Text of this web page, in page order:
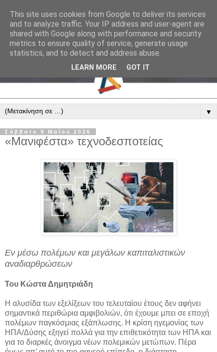
▼
Σάββατο 9 Μαΐου 2026
«Μανιφέστα» τεχνοδεσποτείας
Εν μέσω πολέμων και μεγάλων καπιταλιστικών
αναδιαρθρώσεων
Του Κώστα Δημητριάδη
Η αλυσίδα των εξελίξεων του τελευταίου έτους δεν αφήνει
σημαντικά περιθώρια αμφιβολιών, ότι έχουμε μπει σε εποχή
πολέμων παγκόσμιας εξάπλωσης. Η κρίση ηγεμονίας των
ΗΠΑ/Δύσης εξηγεί πολλά για την επιθετικότητα των ΗΠΑ και
για το διαρκές άνοιγμα νέων πολεμικών μετώπων. Πέρα
This site uses cookies from Google to deliver its services
and to analyze traffic. Your IP address and user-agent are
shared with Google along with performance and security
metrics to ensure quality of service, generate usage
statistics, and to detect and address abuse.
LEARN MORE GOT IT